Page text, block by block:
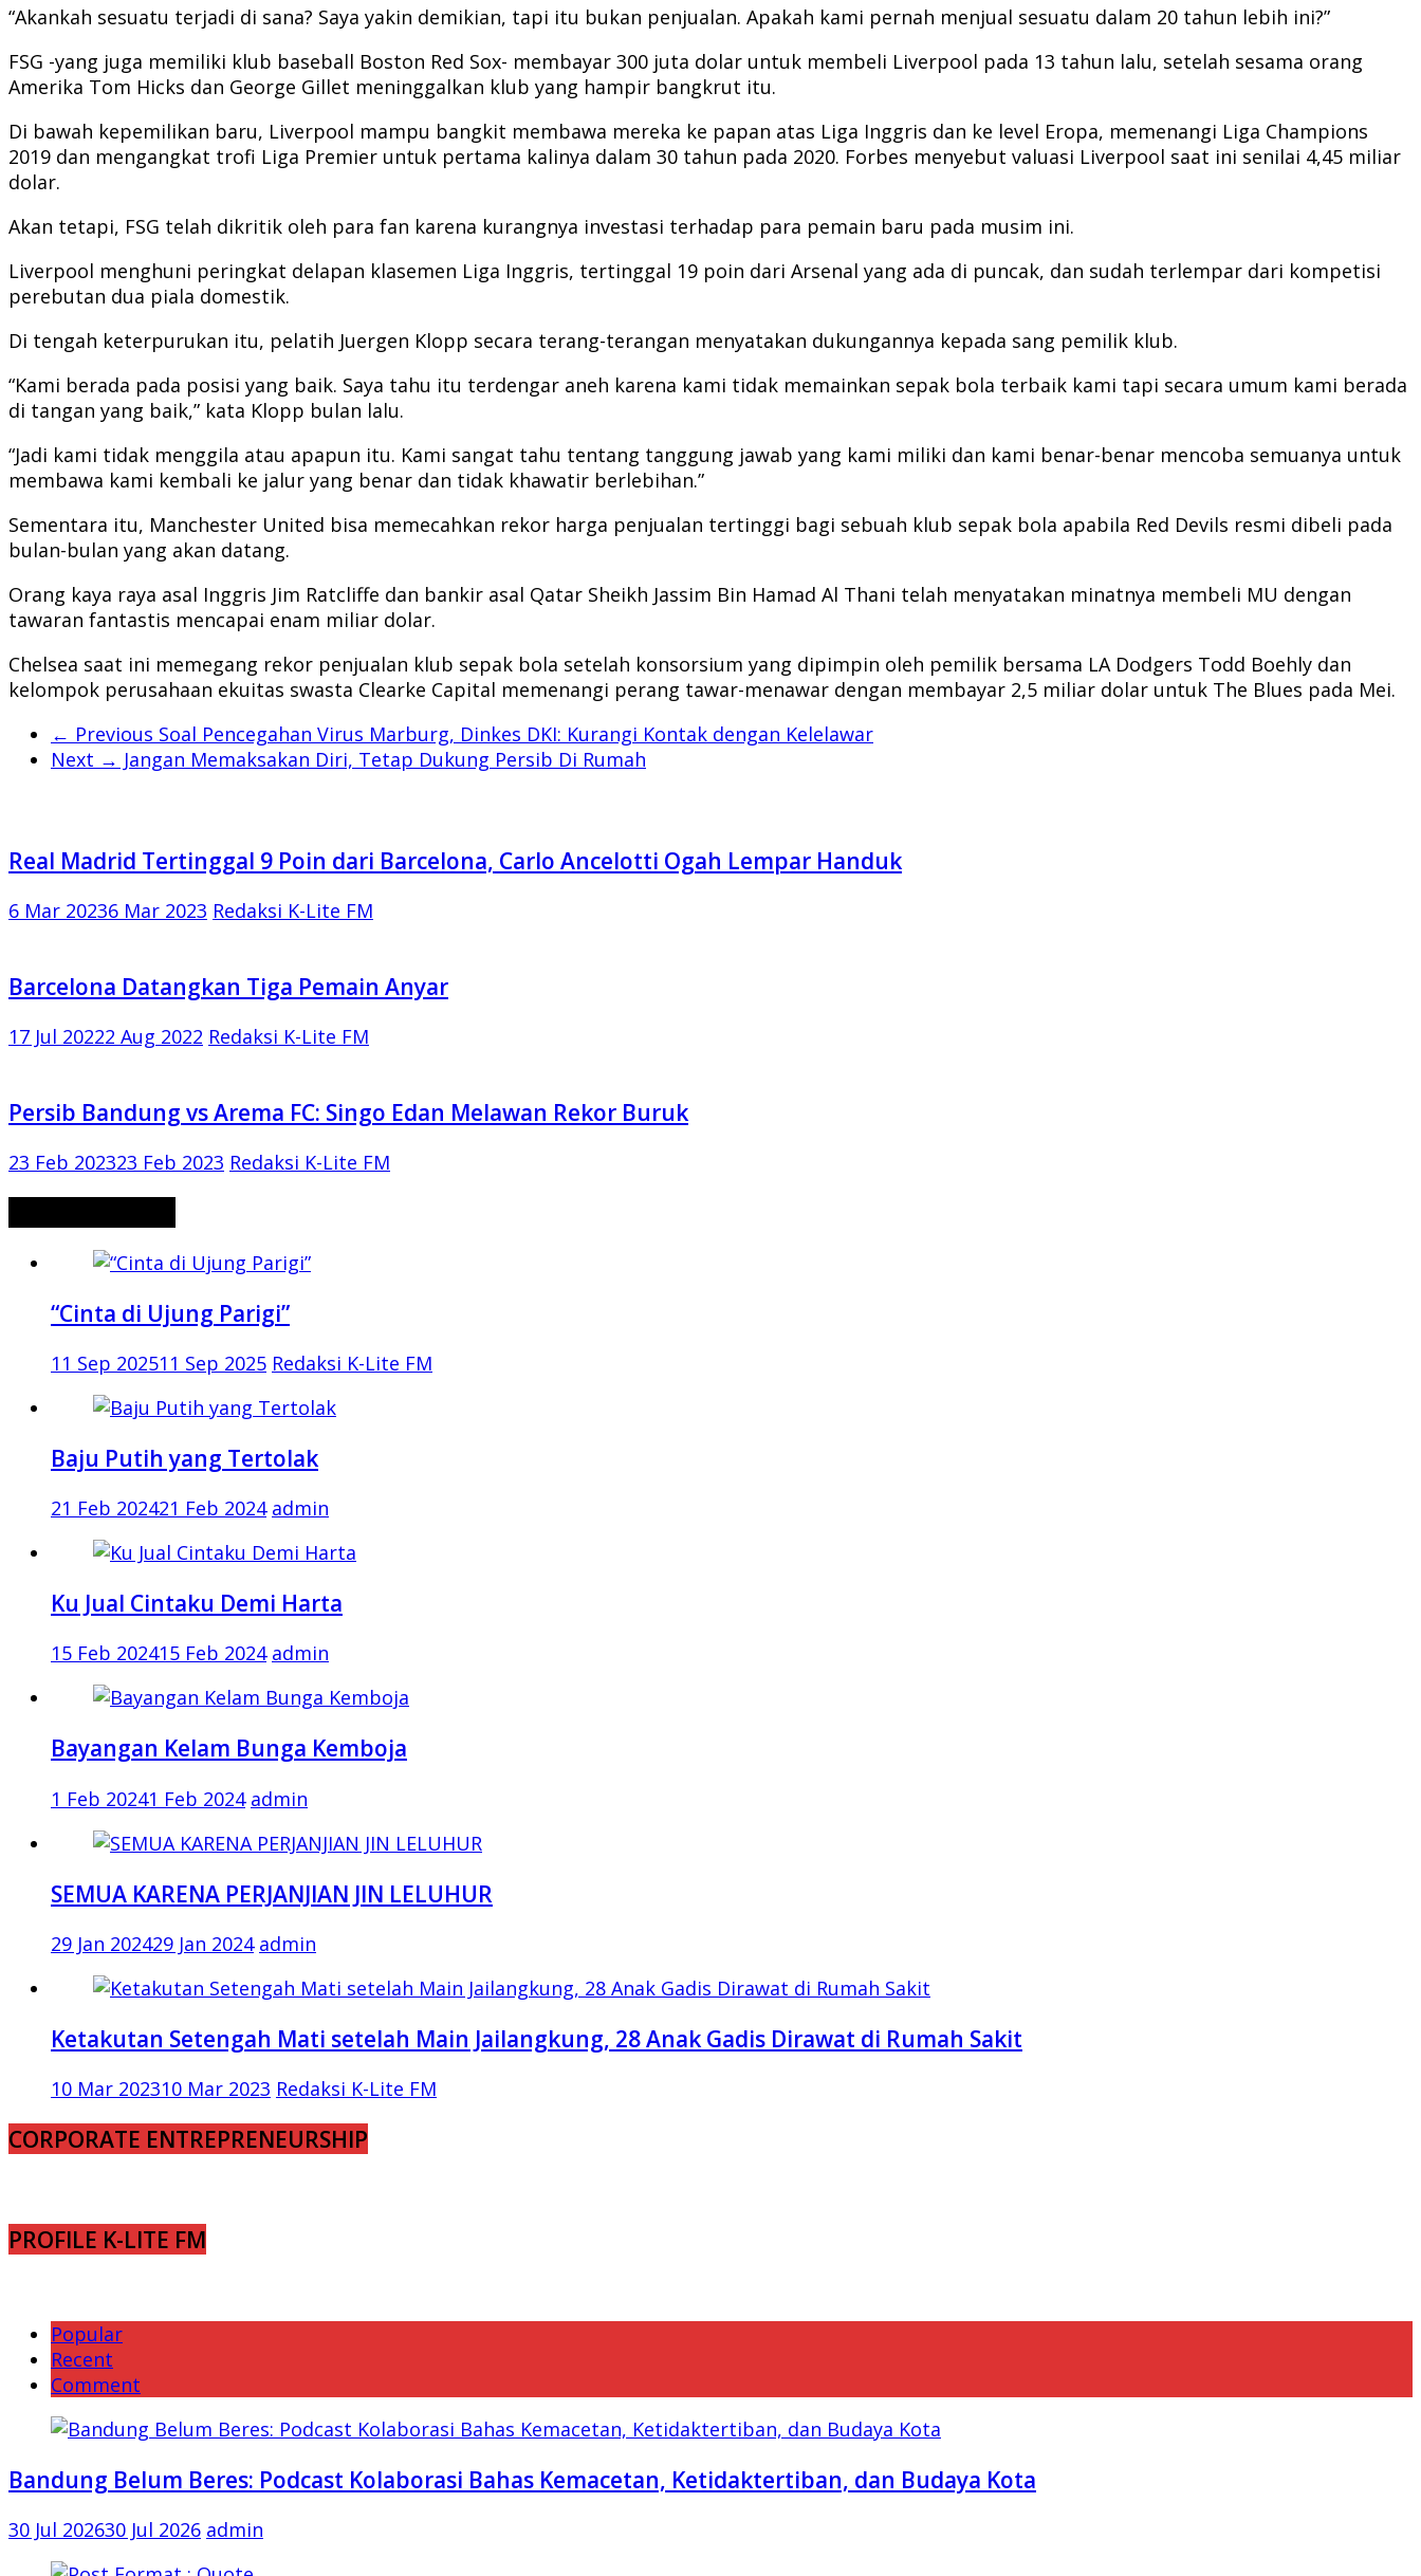
“Akankah sesuatu terjadi di sana? Saya yakin demikian, tapi itu bukan penjualan. Apakah kami pernah menjual sesuatu dalam 20 tahun lebih ini?”
FSG -yang juga memiliki klub baseball Boston Red Sox- membayar 300 juta dolar untuk membeli Liverpool pada 13 tahun lalu, setelah sesama orang
Amerika Tom Hicks dan George Gillet meninggalkan klub yang hampir bangkrut itu.
Di bawah kepemilikan baru, Liverpool mampu bangkit membawa mereka ke papan atas Liga Inggris dan ke level Eropa, memenangi Liga Champions
2019 dan mengangkat trofi Liga Premier untuk pertama kalinya dalam 30 tahun pada 2020. Forbes menyebut valuasi Liverpool saat ini senilai 4,45 miliar
dolar.
Akan tetapi, FSG telah dikritik oleh para fan karena kurangnya investasi terhadap para pemain baru pada musim ini.
Liverpool menghuni peringkat delapan klasemen Liga Inggris, tertinggal 19 poin dari Arsenal yang ada di puncak, dan sudah terlempar dari kompetisi
perebutan dua piala domestik.
Di tengah keterpurukan itu, pelatih Juergen Klopp secara terang-terangan menyatakan dukungannya kepada sang pemilik klub.
“Kami berada pada posisi yang baik. Saya tahu itu terdengar aneh karena kami tidak memainkan sepak bola terbaik kami tapi secara umum kami berada
di tangan yang baik,” kata Klopp bulan lalu.
“Jadi kami tidak menggila atau apapun itu. Kami sangat tahu tentang tanggung jawab yang kami miliki dan kami benar-benar mencoba semuanya untuk
membawa kami kembali ke jalur yang benar dan tidak khawatir berlebihan.”
Sementara itu, Manchester United bisa memecahkan rekor harga penjualan tertinggi bagi sebuah klub sepak bola apabila Red Devils resmi dibeli pada
bulan-bulan yang akan datang.
Orang kaya raya asal Inggris Jim Ratcliffe dan bankir asal Qatar Sheikh Jassim Bin Hamad Al Thani telah menyatakan minatnya membeli MU dengan
tawaran fantastis mencapai enam miliar dolar.
Chelsea saat ini memegang rekor penjualan klub sepak bola setelah konsorsium yang dipimpin oleh pemilik bersama LA Dodgers Todd Boehly dan
kelompok perusahaan ekuitas swasta Clearke Capital memenangi perang tawar-menawar dengan membayar 2,5 miliar dolar untuk The Blues pada Mei.
← Previous Soal Pencegahan Virus Marburg, Dinkes DKI: Kurangi Kontak dengan Kelelawar
Next → Jangan Memaksakan Diri, Tetap Dukung Persib Di Rumah
Real Madrid Tertinggal 9 Poin dari Barcelona, Carlo Ancelotti Ogah Lempar Handuk
6 Mar 20236 Mar 2023 Redaksi K-Lite FM
Barcelona Datangkan Tiga Pemain Anyar
17 Jul 20222 Aug 2022 Redaksi K-Lite FM
Persib Bandung vs Arema FC: Singo Edan Melawan Rekor Buruk
23 Feb 202323 Feb 2023 Redaksi K-Lite FM
“Cinta di Ujung Parigi”
11 Sep 202511 Sep 2025 Redaksi K-Lite FM
Baju Putih yang Tertolak
21 Feb 202421 Feb 2024 admin
Ku Jual Cintaku Demi Harta
15 Feb 202415 Feb 2024 admin
Bayangan Kelam Bunga Kemboja
1 Feb 20241 Feb 2024 admin
SEMUA KARENA PERJANJIAN JIN LELUHUR
29 Jan 202429 Jan 2024 admin
Ketakutan Setengah Mati setelah Main Jailangkung, 28 Anak Gadis Dirawat di Rumah Sakit
10 Mar 202310 Mar 2023 Redaksi K-Lite FM
CORPORATE ENTREPRENEURSHIP
PROFILE K-LITE FM
Popular
Recent
Comment
Bandung Belum Beres: Podcast Kolaborasi Bahas Kemacetan, Ketidaktertiban, dan Budaya Kota
30 Jul 202630 Jul 2026 admin